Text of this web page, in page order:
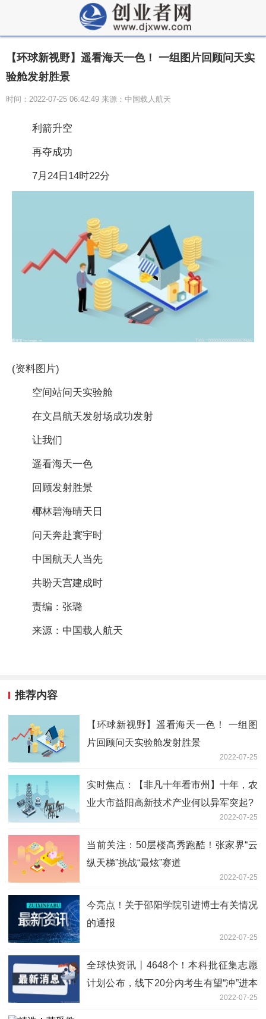
【环球新视野】遥看海天一色！ 一组图片回顾问天实
验舱发射胜景
时间：2022-07-25 06:42:49 来源：中国载人航天
利箭升空
再夺成功
7月24日14时22分
(资料图片)
空间站问天实验舱
在文昌航天发射场成功发射
让我们
遥看海天一色
回顾发射胜景
椰林碧海晴天日
问天奔赴寰宇时
中国航天人当先
共盼天宫建成时
责编：张璐
来源：中国载人航天
推荐内容
【环球新视野】遥看海天一色！ 一组图
片回顾问天实验舱发射胜景
2022-07-25
实时焦点：【非凡十年看市州】十年，农
业大市益阳高新技术产业何以异军突起?
2022-07-25
当前关注：50层楼高秀跑酷！张家界“云
纵天梯”挑战“最炫”赛道
2022-07-25
今亮点！关于邵阳学院引进博士有关情况
的通报
2022-07-25
全球快资讯丨4648个！本科批征集志愿
计划公布，线下20分内考生有望“冲”进本
2022-07-25